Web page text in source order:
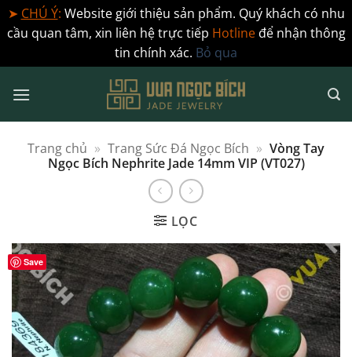
➤ CHÚ Ý: Website giới thiệu sản phẩm. Quý khách có nhu
cầu quan tâm, xin liên hệ trực tiếp Hotlineđể nhận thông
tin chính xác. Bỏ qua
qua
Trang chủ » Trang Sức Đá Ngọc Bích » Vòng Tay
Ngọc Bích Nephrite Jade 14mm VIP (VT027)
LỌC
Save